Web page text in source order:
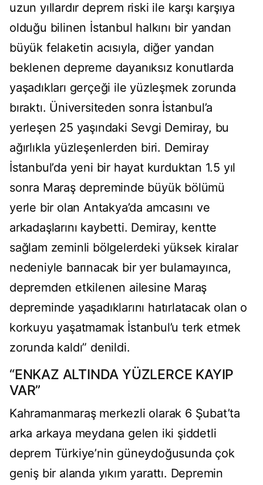
uzun yıllardır deprem riski ile karşı karşıya
olduğu bilinen İstanbul halkını bir yandan
büyük felaketin acısıyla, diğer yandan
beklenen depreme dayanıksız konutlarda
yaşadıkları gerçeği ile yüzleşmek zorunda
bıraktı. Üniversiteden sonra İstanbul’a
yerleşen 25 yaşındaki Sevgi Demiray, bu
ağırlıkla yüzleşenlerden biri. Demiray
İstanbul’da yeni bir hayat kurduktan 1.5 yıl
sonra Maraş depreminde büyük bölümü
yerle bir olan Antakya’da amcasını ve
arkadaşlarını kaybetti. Demiray, kentte
sağlam zeminli bölgelerdeki yüksek kiralar
nedeniyle barınacak bir yer bulamayınca,
depremden etkilenen ailesine Maraş
depreminde yaşadıklarını hatırlatacak olan o
korkuyu yaşatmamak İstanbul’u terk etmek
zorunda kaldı” denildi.
“ENKAZ ALTINDA YÜZLERCE KAYIP
VAR”
Kahramanmaraş merkezli olarak 6 Şubat’ta
arka arkaya meydana gelen iki şiddetli
deprem Türkiye’nin güneydoğusunda çok
geniş bir alanda yıkım yarattı. Depremin